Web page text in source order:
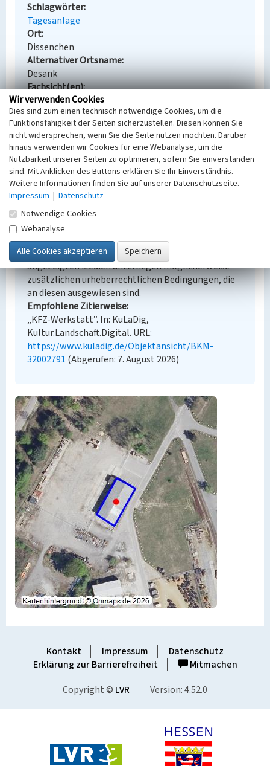
Schlagwörter
Tagesanlage
Ort
Dissenchen
Alternativer Ortsname
Desank
Fachsicht(en)
Denkmalpflege
Erfassungsmaßstab
Keine Angabe
Erfassungsmethode
Übernahme aus externer Fachdatenbank
Empfohlene Zitierweise
Urheberrechtlicher Hinweis
Der hier präsentierte Inhalt steht unter der freien
Lizenz dl-by-de/2.0 (Namensnennung). Die
angezeigten Medien unterliegen möglicherweise
zusätzlichen urheberrechtlichen Bedingungen, die
an diesen ausgewiesen sind.
Empfohlene Zitierweise
„KFZ-Werkstatt”. In: KuLaDig,
Kultur.Landschaft.Digital. URL:
https://www.kuladig.de/Objektansicht/BKM-
32002791 (Abgerufen: 7. August 2026)
Kontakt Impressum
Datenschutz
Erklärung zur Barrierefreiheit
Mitmachen
Copyright © LVR Version: 4.52.0
Wir verwenden Cookies
Dies sind zum einen technisch notwendige Cookies, um die
Funktionsfähigkeit der Seiten sicherzustellen. Diesen können Sie
nicht widersprechen, wenn Sie die Seite nutzen möchten. Darüber
hinaus verwenden wir Cookies für eine Webanalyse, um die
Nutzbarkeit unserer Seiten zu optimieren, sofern Sie einverstanden
sind. Mit Anklicken des Buttons erklären Sie Ihr Einverständnis.
Weitere Informationen finden Sie auf unserer Datenschutzseite.
Impressum | Datenschutz
Notwendige Cookies
Webanalyse